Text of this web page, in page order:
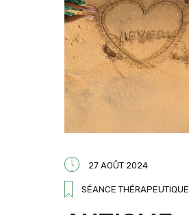
27 AOÛT 2024
SÉANCE THÉRAPEUTIQUE